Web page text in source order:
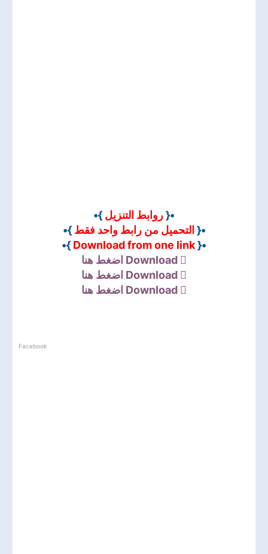
•{روابط التنزيل }•
•{ التحميل من رابط واحد فقط }•
•{
Download from one link
}•
Download اضغط هنا
Download اضغط هنا
Download اضغط هنا
Facebook